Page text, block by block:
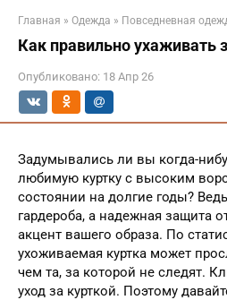
Главная » Одежда » Повседневная
Как правильно ухаживать
Опубликовано: 18 Апр 26
Задумывались ли вы когда-
любимую куртку с высоким
состоянии на долгие годы?
гардероба, а надежная защита
акцент вашего образа. По
ухоживаемая куртка может
чем та, за которой не следят.
уход за курткой. Поэтому